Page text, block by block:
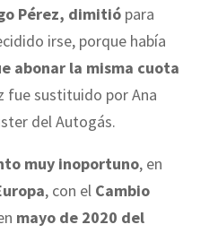
Pérez, dimitió para
irse, porque había
abonar la misma cuota
fue sustituido por Ana
del Autogás.
muy inoportuno, en
, con el Cambio
mayo de 2020 del